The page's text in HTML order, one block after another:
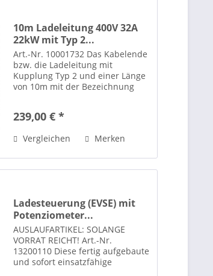
10m Ladeleitung 400V 32A
22kW mit Typ 2...
Art.-Nr. 10001732 Das Kabelende
bzw. die Ladeleitung mit
Kupplung Typ 2 und einer Länge
von 10m mit der Bezeichnung
einer Ladestation mit bis zu 22kW
239,00 € *
Vergleichen Merken
Ladesteuerung (EVSE) mit
Potenziometer...
AUSLAUFARTIKEL: SOLANGE
VORRAT REICHT! Art.-Nr.
13200110 Diese fertig aufgebaute
und sofort einsatzfähige